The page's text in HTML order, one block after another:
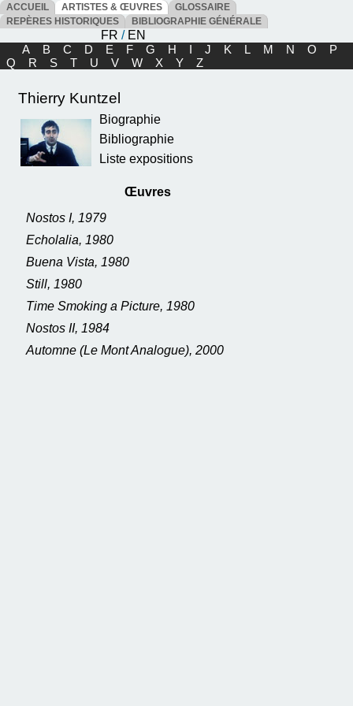
ACCUEIL ARTISTES & ŒUVRES
GLOSSAIRE
REPÈRES HISTORIQUES
BIBLIOGRAPHIE GÉNÉRALE
FR / EN
A
B C D E F G H I J K L M N O
P
Q
R S T U V W X Y Z